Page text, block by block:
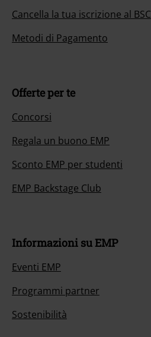
Cancella la tua iscrizione al BSC
Metodi di Pagamento
Offerte per te
Concorsi
Regala un buono EMP
Sconto EMP per studenti
EMP Backstage Club
Informazioni su EMP
Eventi EMP
Programmi partner
Sostenibilità